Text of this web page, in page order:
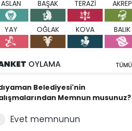
ASLAN BAŞAK TERAZİ AKREP
YAY OĞLAK KOVA BALIK
OYLAMA TÜMÜ
Belediyesi'nin
Memnun musunuz?
Evet memnunun